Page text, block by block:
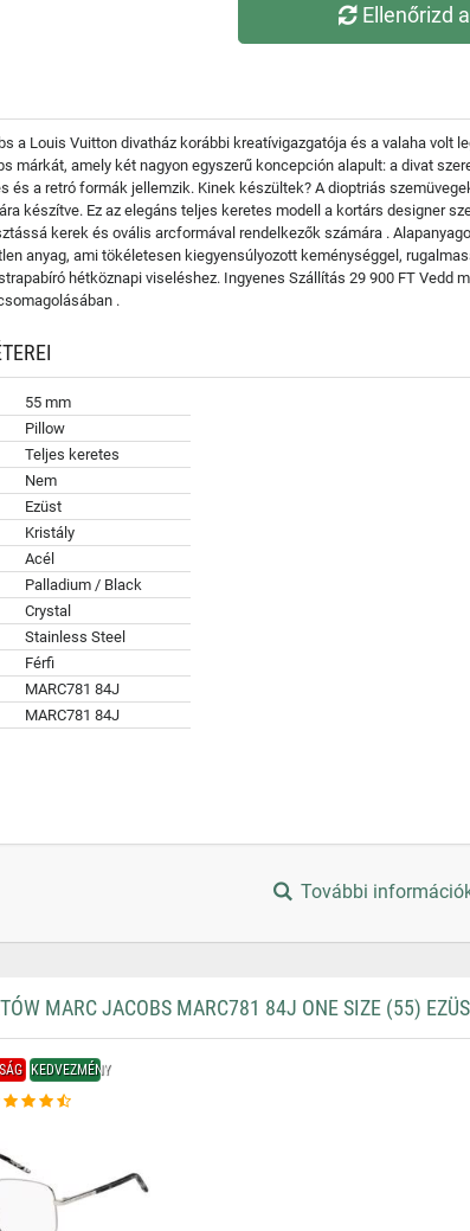
Ellenőrizd
a Louis Vuitton divatház korábbi kreatívigazgatója és a valaha volt
márkát, amely két nagyon egyszerű koncepción alapult: a divat
és a retró formák jellemzik. Kinek készültek? A dioptriás
készítve. Ez az elegáns teljes keretes modell a kortárs designer
kerek és ovális arcformával rendelkezők számára .
anyag, ami tökéletesen kiegyensúlyozott keménységgel,
hétköznapi viseléshez. Ingyenes Szállítás 29 900 FT Vedd
.
55 mm
Pillow
Teljes keretes
Nem
Ezüst
Kristály
Acél
Palladium / Black
Crystal
Stainless Steel
Férfi
MARC781 84J
MARC781 84J
További
MARC JACOBS MARC781 84J ONE SIZE (55)
KEDVEZMÉNY